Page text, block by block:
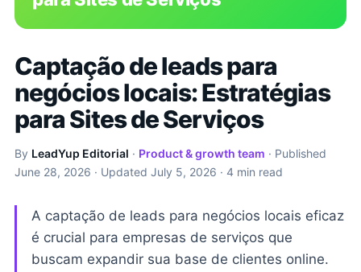
Captação de leads para
negócios locais: Estratégias
para Sites de Serviços
By LeadYup Editorial · Product & growth team · Published
June 28, 2026 · Updated July 5, 2026 · 4 min read
A captação de leads para negócios locais eficaz
é crucial para empresas de serviços que
buscam expandir sua base de clientes online.